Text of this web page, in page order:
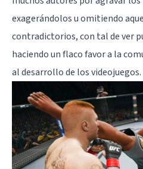
exagerándolos u omitiendo
contradictorios, con tal de ver
haciendo un flaco favor a la
al desarrollo de los videojuegos.